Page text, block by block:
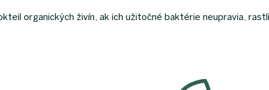
organických živín, ak ich užitočné baktérie neupravia,